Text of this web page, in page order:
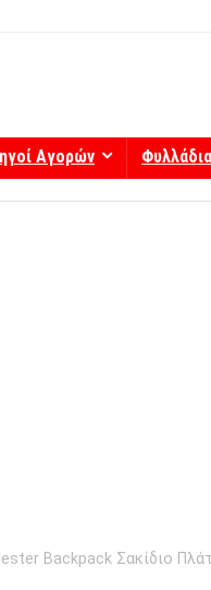
Αγορών Φυλλάδια
Backpack Σακίδιο